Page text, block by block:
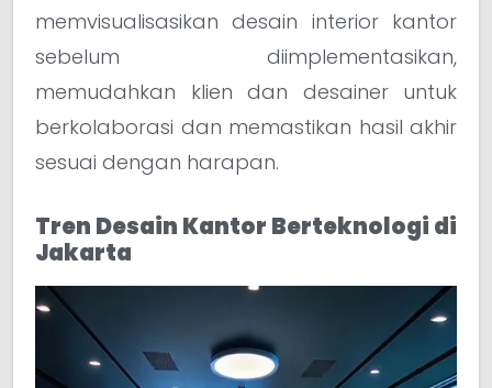
memvisualisasikan desain interior kantor
sebelum diimplementasikan,
memudahkan klien dan desainer untuk
berkolaborasi dan memastikan hasil akhir
sesuai dengan harapan.
Tren Desain Kantor Berteknologi di
Jakarta